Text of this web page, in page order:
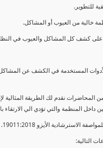
للتطوير.
خالية من العيوب أو المشاكل.
كشف كل المشاكل والعيوب في النظام
المستخدمة في الكشف عن
نقدم لك الطريقة المثالية
داخل المنظمة والتي تؤدي الي
الاسترشادية الأيزو 19011:2018.
التالية: